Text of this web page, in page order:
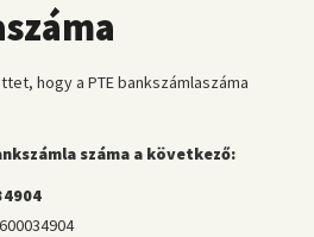
hogy a PTE bankszámlaszáma
száma a következő: